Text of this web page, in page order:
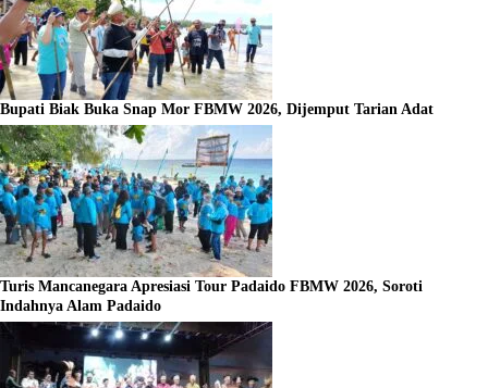
Bupati Biak Buka Snap Mor FBMW 2026, Dijemput Tarian Adat
Turis Mancanegara Apresiasi Tour Padaido FBMW 2026, Soroti
Indahnya Alam Padaido